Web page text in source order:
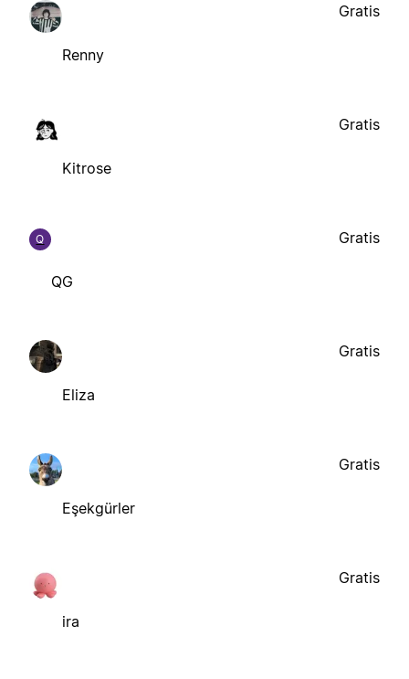
Renny
Gratis
Kitrose
Gratis
Q
QG
Gratis
Eliza
Gratis
Eşekgürler
Gratis
ira
Gratis